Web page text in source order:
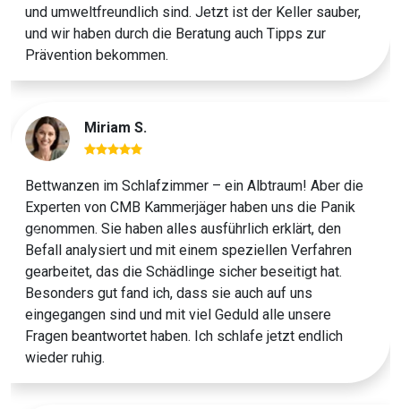
und umweltfreundlich sind. Jetzt ist der Keller sauber,
und wir haben durch die Beratung auch Tipps zur
Prävention bekommen.
Miriam S.
Bettwanzen im Schlafzimmer – ein Albtraum! Aber die
Experten von CMB Kammerjäger haben uns die Panik
genommen. Sie haben alles ausführlich erklärt, den
Befall analysiert und mit einem speziellen Verfahren
gearbeitet, das die Schädlinge sicher beseitigt hat.
Besonders gut fand ich, dass sie auch auf uns
eingegangen sind und mit viel Geduld alle unsere
Fragen beantwortet haben. Ich schlafe jetzt endlich
wieder ruhig.
Previous